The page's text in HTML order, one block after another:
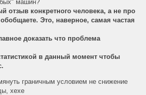
машин?
отзыв конкретного человека, а не про
Это, наверное, самая частая
доказать что проблема
в данный момент чтобы
граничным условием не снижение
хехе